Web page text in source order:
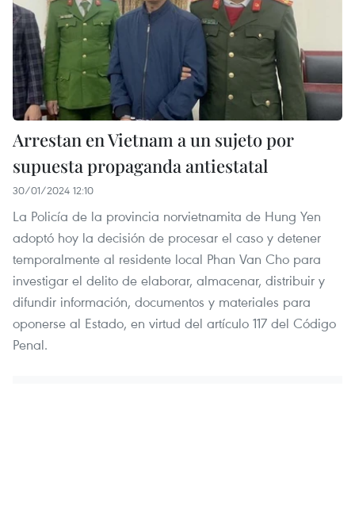
Arrestan en Vietnam a un sujeto por
supuesta propaganda antiestatal
30/01/2024 12:10
La Policía de la provincia norvietnamita de Hung Yen
adoptó hoy la decisión de procesar el caso y detener
temporalmente al residente local Phan Van Cho para
investigar el delito de elaborar, almacenar, distribuir y
difundir información, documentos y materiales para
oponerse al Estado, en virtud del artículo 117 del Código
Penal.